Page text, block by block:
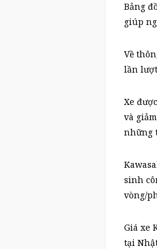
Bảng
giúp
Về
lần lượt
Xe
và
những
sinh
vòng/
Giá xe
tại